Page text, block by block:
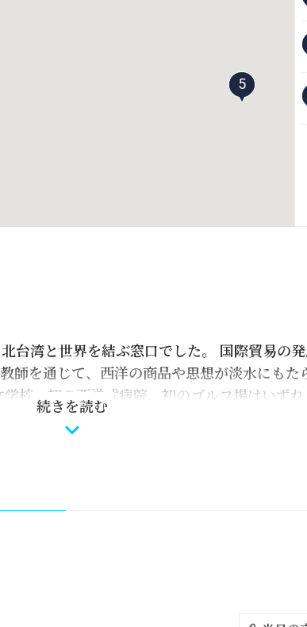
5
台湾と世界を結ぶ窓口でした。 国際貿易の
師を通じて、西洋の商品や思想が淡水にもた
校、初の西洋式病院、初のゴルフ場はいず
せました。
もたちと探るために、姑娘楼、牧師楼、馬偕
新時代の淡水の芸術文化に浸ってみましょう。
続きを読む